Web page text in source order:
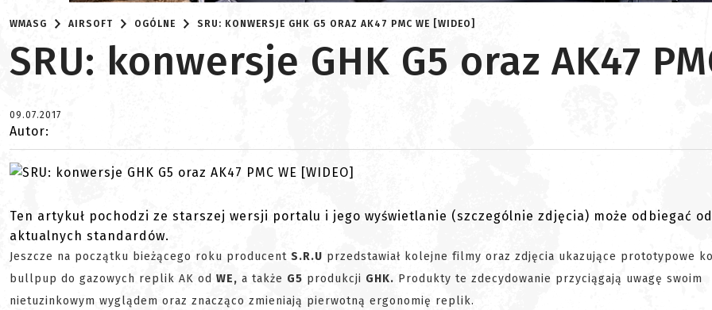
WMASG AIRSOFT OGÓLNE SRU: KONWERSJE GHK G5 ORAZ AK47 PMC WE [WIDEO]
SRU: konwersje GHK G5 oraz AK47
09.07.2017
Autor:
Ten artykuł pochodzi ze starszej wersji portalu i jego wyświetlanie (szczególnie zdjęcia) może odbiegać od
aktualnych standardów.
Jeszcze na początku bieżącego roku producent S.R.U przedstawiał kolejne filmy oraz zdjęcia ukazujące prototypowe
bullpup do gazowych replik AK od WE, a także G5 produkcji GHK. Produkty te zdecydowanie przyciągają uwagę swoim
nietuzinkowym wyglądem oraz znacząco zmieniają pierwotną ergonomię replik.